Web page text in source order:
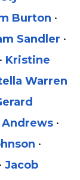
Burton •
Sandler •
• Kristine
Warren
•
•
• Jacob